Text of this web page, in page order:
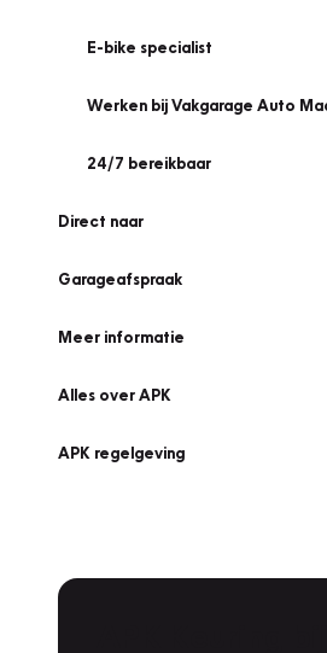
E-bike specialist
Werken bij Vakgarage Auto
24/7 bereikbaar
Direct naar
Garageafspraak
Meer informatie
Alles over APK
APK regelgeving